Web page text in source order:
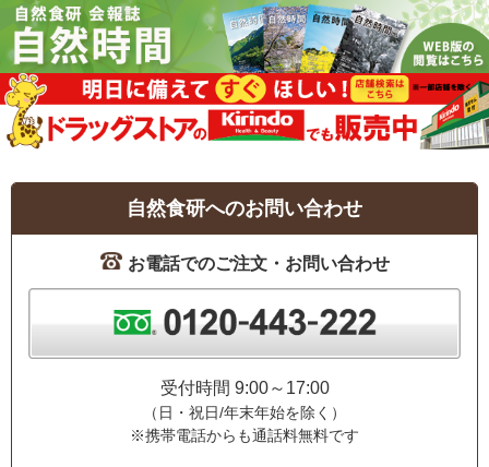
自然食研へのお問い合わせ
お電話でのご注文・お問い合わせ
受付時間 9:00～17:00
（日・祝日/年末年始を除く）
※携帯電話からも通話料無料です